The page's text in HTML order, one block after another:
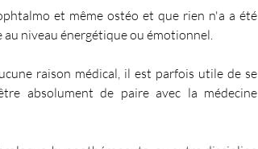
et même ostéo et que rien n'a a été
niveau énergétique ou émotionnel.
raison médical, il est parfois utile de se
absolument de paire avec la médecine